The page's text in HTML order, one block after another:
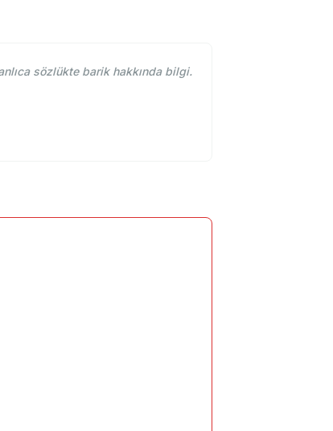
sözlükte barik hakkında bilgi.